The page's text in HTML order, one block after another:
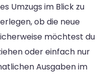
Umzugs im Blick zu
ob die neue
möchtest du
oder einfach nur
Ausgaben im